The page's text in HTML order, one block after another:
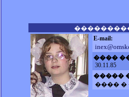
E-mail:
����
30.11.85
�����
���� �